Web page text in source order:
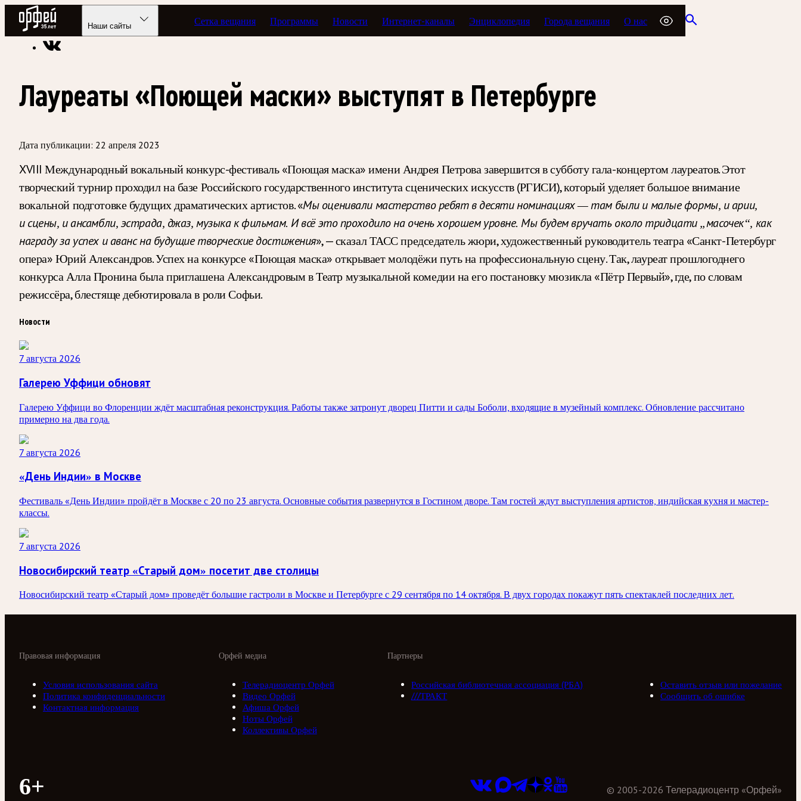
Радио Орфей
Наши сайты Сетка вещания Программы Новости Интернет-каналы Энциклопедия Города вещания О нас
Радио классической музыки «Орфей» Новости
Лауреаты «Поющей маски» выступят в Петербурге
Дата публикации: 22 апреля 2023
XVIII Международный вокальный конкурс-фестиваль «Поющая маска» имени Андрея Петрова завершится в субботу гала-концертом лауреатов. Этот
творческий турнир проходил на базе Российского государственного института сценических искусств (РГИСИ), который уделяет большое внимание
вокальной подготовке будущих драматических артистов. «Мы оценивали мастерство ребят в десяти номинациях — там были и малые формы, и арии,
и сцены, и ансамбли, эстрада, джаз, музыка к фильмам. И всё это проходило на очень хорошем уровне. Мы будем вручать около тридцати „масочек“, как
награду за успех и аванс на будущие творческие достижения», — сказал ТАСС председатель жюри, художественный руководитель театра «Санкт-Петербург
опера» Юрий Александров. Успех на конкурсе «Поющая маска» открывает молодёжи путь на профессиональную сцену. Так, лауреат прошлогоднего
конкурса Алла Пронина была приглашена Александровым в Театр музыкальной комедии на его постановку мюзикла «Пётр Первый», где, по словам
режиссёра, блестяще дебютировала в роли Софьи.
Новости
7 августа 2026
Галерею Уффици обновят
Галерею Уффици во Флоренции ждёт масштабная реконструкция. Работы также затронут дворец Питти и сады Боболи, входящие в музейный комплекс. Обновление рассчитано
примерно на два года.
7 августа 2026
«День Индии» в Москве
Фестиваль «День Индии» пройдёт в Москве с 20 по 23 августа. Основные события развернутся в Гостином дворе. Там гостей ждут выступления артистов, индийская кухня и мастер-
классы.
7 августа 2026
Новосибирский театр «Старый дом» посетит две столицы
Новосибирский театр «Старый дом» проведёт большие гастроли в Москве и Петербурге с 29 сентября по 14 октября. В двух городах покажут пять спектаклей последних лет.
Орфей медиа
Телерадиоцентр Орфей
Видео Орфей
Афиша Орфей
Ноты Орфей
Коллективы Орфей
Партнеры
Российская библиотечная ассоциация (РБА)
///ТРАКТ
Правовая информация
Условия использования сайта
Политика конфиденциальности
Контактная информация
Оставить отзыв или пожелание
Сообщить об ошибке
6+ © 2005-2026 Телерадиоцентр «Орфей»